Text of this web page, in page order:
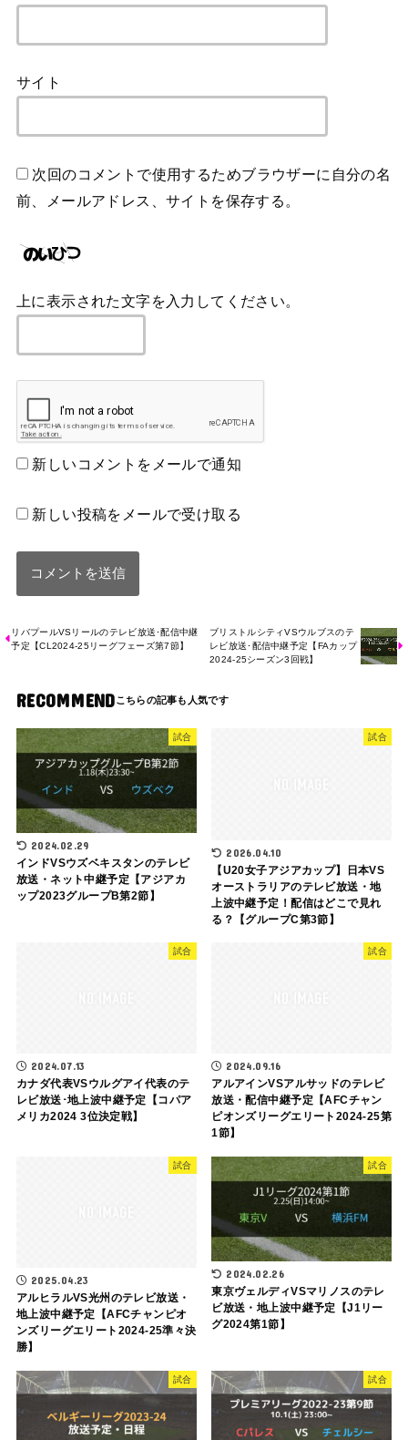
サイト
次回のコメントで使用するためブラウザーに自分の名
前、メールアドレス、サイトを保存する。
上に表示された文字を入力してください。
新しいコメントをメールで通知
新しい投稿をメールで受け取る
リバプールVSリールのテレビ放送･配信中継
予定【CL2024-25リーグフェーズ第7節】
ブリストルシティVSウルブスのテ
レビ放送･配信中継予定【FAカップ
2024-25シーズン3回戦】
RECOMMEND
試合
2024.02.29
インドVSウズベキスタンのテレビ
放送・ネット中継予定【アジアカ
ップ2023グループB第2節】
試合
2026.04.10
【U20女子アジアカップ】日本VS
オーストラリアのテレビ放送・地
上波中継予定！配信はどこで見れ
る？【グループC第3節】
試合
2024.07.13
カナダ代表VSウルグアイ代表のテ
レビ放送･地上波中継予定【コパア
メリカ2024 3位決定戦】
試合
2024.09.16
アルアインVSアルサッドのテレビ
放送・配信中継予定【AFCチャン
ピオンズリーグエリート2024-25第
1節】
試合
2025.04.23
アルヒラルVS光州のテレビ放送・
地上波中継予定【AFCチャンピオ
ンズリーグエリート2024-25準々決
勝】
試合
2024.02.26
東京ヴェルディVSマリノスのテレ
ビ放送・地上波中継予定【J1リー
グ2024第1節】
試合 試合